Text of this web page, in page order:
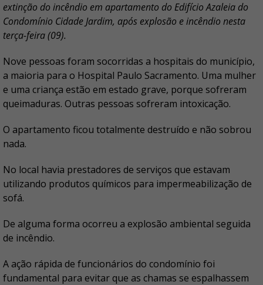
extinção do incêndio em apartamento do Edifício Azaleia do
Condomínio Cidade Jardim, após explosão e incêndio nesta
terça-feira (09).
Nove pessoas foram socorridas a hospitais do município,
a maioria para o Hospital Paulo Sacramento. Uma mulher
e uma criança estão em estado grave, porque sofreram
queimaduras. Outras pessoas sofreram intoxicação.
O apartamento ficou totalmente destruído e não sobrou
nada.
No local havia prestadores de serviços que estavam
utilizando produtos químicos para impermeabilização de
sofá.
De alguma forma ocorreu a explosão ambiental seguida
de incêndio.
A ação rápida de funcionários do condomínio foi
fundamental para evitar que as chamas se espalhassem